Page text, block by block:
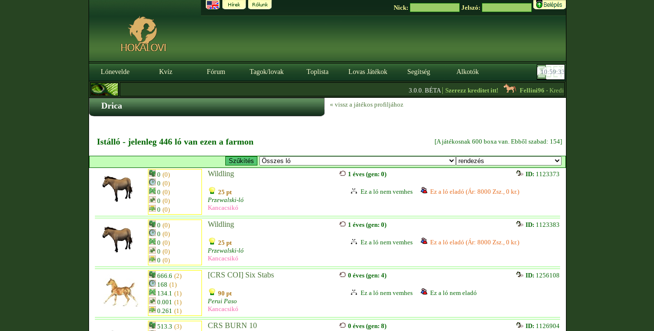
Nick: Jelszó:
Lónevelde Kvíz Fórum Tagok/lovak Toplista Lovas Játékok Segítség Alkotók
3.0.0. BÉTA|Szerezz kreditet itt! Fellini96- Kreditet vennék + lassú körös edzést
Drica « vissz a játékos profiljához
Istálló - jelenleg 446 ló van ezen a farmon [A játékosnak 600 boxa van. Ebből szabad: 154]
0 (0)
0 (0)
0 (0)
0 (0)
0 (0)
Wildling
25 pt
Przewalski-ló
Kancacsikó
1 éves (gen: 0) ID: 1123373
Ez a ló nem vemhes Ez a ló eladó (Ár: 8000 Zsz., 0 kr.)
0 (0)
0 (0)
0 (0)
0 (0)
0 (0)
Wildling
25 pt
Przewalski-ló
Kancacsikó
1 éves (gen: 0) ID: 1123383
Ez a ló nem vemhes Ez a ló eladó (Ár: 8000 Zsz., 0 kr.)
666.6 (2)
168 (1)
134.1 (1)
0.001 (1)
0.261 (1)
[CRS COI] Six Stabs
90 pt
Perui Paso
Kancacsikó
0 éves (gen: 4) ID: 1256108
Ez a ló nem vemhes Ez a ló nem eladó
513.3 (3)
CRS BURN 10 0 éves (gen: 8) ID: 1126904